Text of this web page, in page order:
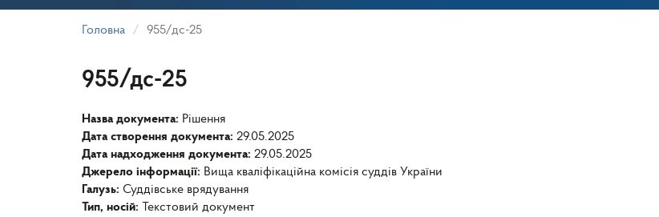
Головна 955/дс-25
955/дс-25
Назва документа: Рішення
Дата створення документа: 29.05.2025
Дата надходження документа: 29.05.2025
Джерело інформації: Вища кваліфікаційна комісія суддів України
Галузь: Суддівське врядування
Тип, носій:
Текстовий документ